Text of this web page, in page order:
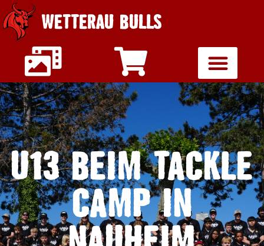
WETTERAU BULLS
U13 BEIM TACKLE
CAMP IN